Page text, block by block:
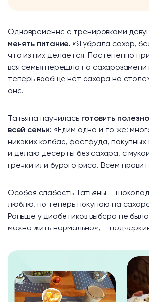
Одновременно с тренировками
менять питание. «Я убрала сахар,
что из них делается. Постепенно
вся семья перешла на
теперь вообще нет сахара на
она.
Татьяна научилась готовить
всей семьи: «Едим одно и то же:
никаких колбас, фастфуда, покупных
и делаю десерты без сахара, с
гречки или бурого риса. Всем
Особая слабость Татьяны —
люблю, но теперь покупаю на
Раньше у диабетиков выбора не
можно жить нормально», —